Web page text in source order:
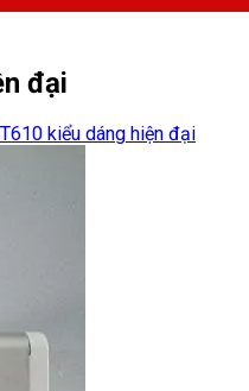
đại
kiểu dáng hiện đại